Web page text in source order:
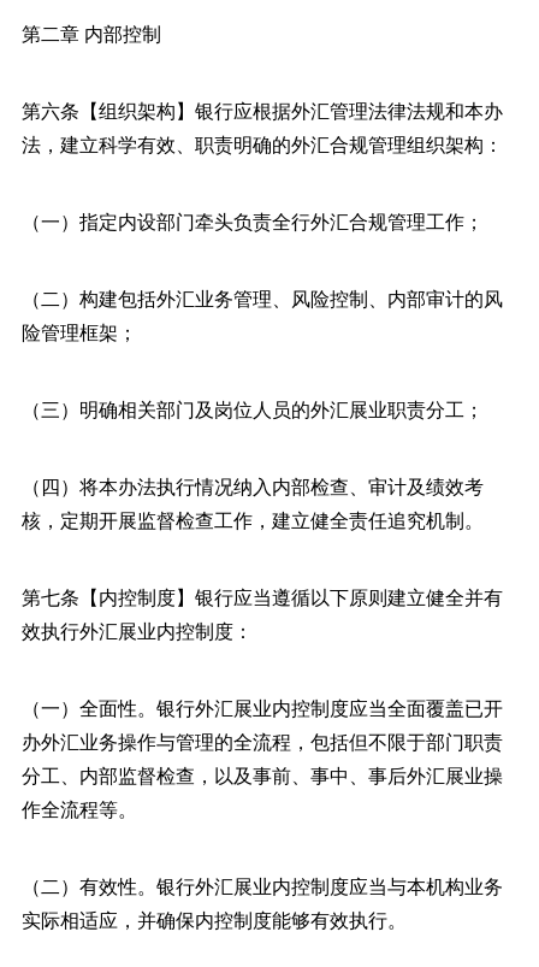
第二章 内部控制
第六条【组织架构】银行应根据外汇管理法律法规和本办
法，建立科学有效、职责明确的外汇合规管理组织架构：
（一）指定内设部门牵头负责全行外汇合规管理工作；
（二）构建包括外汇业务管理、风险控制、内部审计的风
险管理框架；
（三）明确相关部门及岗位人员的外汇展业职责分工；
（四）将本办法执行情况纳入内部检查、审计及绩效考
核，定期开展监督检查工作，建立健全责任追究机制。
第七条【内控制度】银行应当遵循以下原则建立健全并有
效执行外汇展业内控制度：
（一）全面性。银行外汇展业内控制度应当全面覆盖已开
办外汇业务操作与管理的全流程，包括但不限于部门职责
分工、内部监督检查，以及事前、事中、事后外汇展业操
作全流程等。
（二）有效性。银行外汇展业内控制度应当与本机构业务
实际相适应，并确保内控制度能够有效执行。